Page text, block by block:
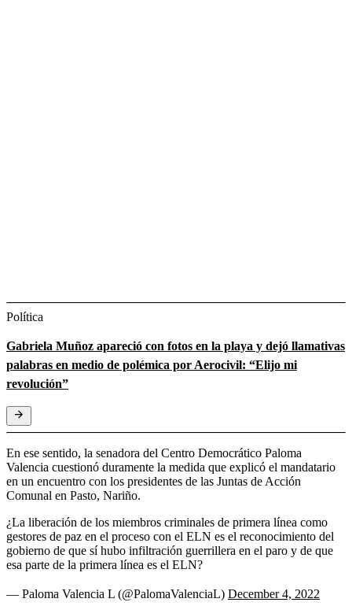
Política
Gabriela Muñoz apareció con fotos en la playa y dejó llamativas
palabras en medio de polémica por Aerocivil: “Elijo mi
revolución”
En ese sentido, la senadora del Centro Democrático Paloma
Valencia cuestionó duramente la medida que explicó el mandatario
en un encuentro con los presidentes de las Juntas de Acción
Comunal en Pasto, Nariño.
¿La liberación de los miembros criminales de primera línea como
gestores de paz en el proceso con el ELN es el reconocimiento del
gobierno de que sí hubo infiltración guerrillera en el paro y de que
esa parte de la primera línea es el ELN?
— Paloma Valencia L (@PalomaValenciaL) December 4, 2022